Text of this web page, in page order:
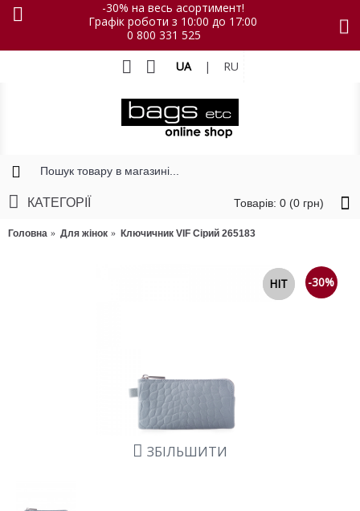
-30% на весь асортимент!
Графік роботи з 10:00 до 17:00
0 800 331 525
UA | RU
Товарів: 0 (0 грн)
КАТЕГОРІЇ
Головна Для жінок Ключичник VIF Сірий 265183
-30%
HIT
NEW
ЗБІЛЬШИТИ